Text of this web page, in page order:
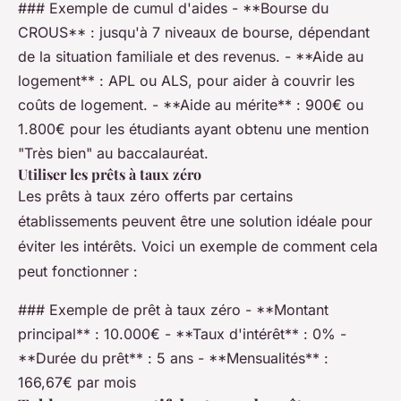
### Exemple de cumul d'aides - **Bourse du
CROUS** : jusqu'à 7 niveaux de bourse, dépendant
de la situation familiale et des revenus. - **Aide au
logement** : APL ou ALS, pour aider à couvrir les
coûts de logement. - **Aide au mérite** : 900€ ou
1.800€ pour les étudiants ayant obtenu une mention
"Très bien" au baccalauréat.
Utiliser les prêts à taux zéro
Les prêts à taux zéro offerts par certains
établissements peuvent être une solution idéale pour
éviter les intérêts. Voici un exemple de comment cela
peut fonctionner :
### Exemple de prêt à taux zéro - **Montant
principal** : 10.000€ - **Taux d'intérêt** : 0% -
**Durée du prêt** : 5 ans - **Mensualités** :
166,67€ par mois